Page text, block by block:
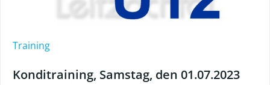
Training
Konditraining, Samstag, den 01.07.2023